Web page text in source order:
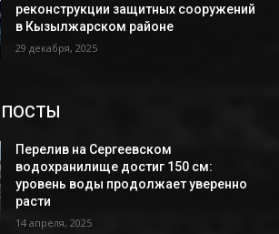
реконструкции защитных сооружений
в Кызылжарском районе
29 декабря, 2025
ПОСТЫ
Перелив на Сергеевском
водохранилище достиг 150 см:
уровень воды продолжает уверенно
расти
14 апреля, 2025